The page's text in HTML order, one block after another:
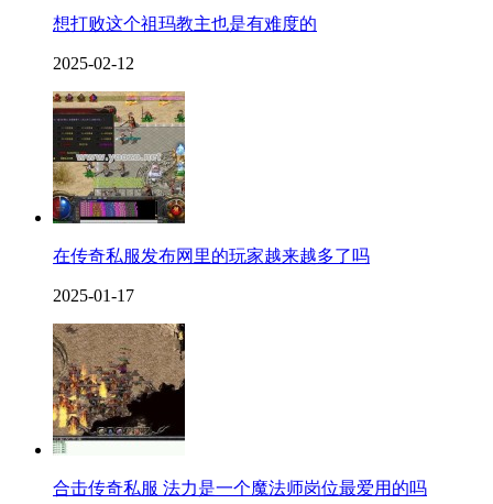
想打败这个祖玛教主也是有难度的
2025-02-12
在传奇私服发布网里的玩家越来越多了吗
2025-01-17
合击传奇私服 法力是一个魔法师岗位最爱用的吗